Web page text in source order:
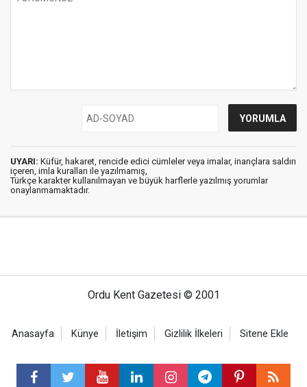
UYARI: Küfür, hakaret, rencide edici cümleler veya imalar, inançlara saldırı
içeren, imla kuralları ile yazılmamış,
Türkçe karakter kullanılmayan ve büyük harflerle yazılmış yorumlar
onaylanmamaktadır.
Ordu Kent Gazetesi © 2001
Anasayfa Künye İletişim Gizlilik İlkeleri Sitene Ekle